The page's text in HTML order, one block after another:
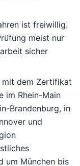
ist freiwillig.
meist nur
sicher
mit dem Zertifikat
im Rhein-Main
Brandenburg, in
und
um München bis